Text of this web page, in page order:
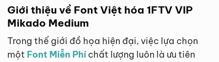
Giới thiệu về Font Việt hóa 1FTV VIP
Mikado Medium
Trong thế giới đồ họa hiện đại, việc lựa chọn
một Font Miễn Phíchất lượng luôn là ưu tiên